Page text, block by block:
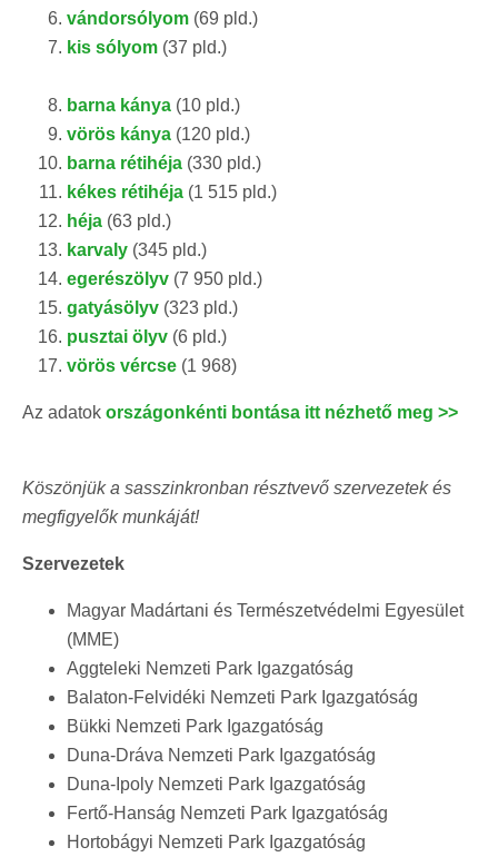
vándorsólyom (69 pld.)
kis sólyom (37 pld.)
barna kánya (10 pld.)
vörös kánya (120 pld.)
barna rétihéja (330 pld.)
kékes rétihéja (1 515 pld.)
héja (63 pld.)
karvaly (345 pld.)
egerészölyv (7 950 pld.)
gatyásölyv (323 pld.)
pusztai ölyv (6 pld.)
vörös vércse (1 968)
Az adatok országonkénti bontása itt nézhető meg >>
Köszönjük a sasszinkronban résztvevő szervezetek és
megfigyelők munkáját!
Szervezetek
Magyar Madártani és Természetvédelmi Egyesület
(MME)
Aggteleki Nemzeti Park Igazgatóság
Balaton-Felvidéki Nemzeti Park Igazgatóság
Bükki Nemzeti Park Igazgatóság
Duna-Dráva Nemzeti Park Igazgatóság
Duna-Ipoly Nemzeti Park Igazgatóság
Fertő-Hanság Nemzeti Park Igazgatóság
Hortobágyi Nemzeti Park Igazgatóság